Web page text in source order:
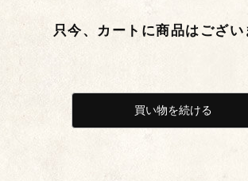
只今、カートに商品はござい